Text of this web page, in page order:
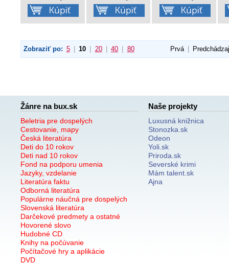
Zobraziť po: 5 10 20 40 80 Prvá
Žánre na bux.sk
Beletria pre dospelých
Cestovanie, mapy
Česká literatúra
Deti do 10 rokov
Deti nad 10 rokov
Fond na podporu umenia
Jazyky, vzdelanie
Literatúra faktu
Odborná literatúra
Populárne náučná pre dospelých
Slovenská literatúra
Darčekové predmety a ostatné
Hovorené slovo
Hudobné CD
Knihy na počúvanie
Počítačové hry a aplikácie
DVD
Naše projekty
Luxusná knižnica
Stonozka.sk
Odeon
Yoli.sk
Priroda.sk
Severské krimi
Mám talent.sk
Ajna